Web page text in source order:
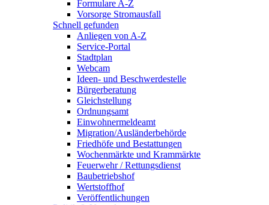
Formulare A-Z
Vorsorge Stromausfall
Schnell gefunden
Anliegen von A-Z
Service-Portal
Stadtplan
Webcam
Ideen- und Beschwerdestelle
Bürgerberatung
Gleichstellung
Ordnungsamt
Einwohnermeldeamt
Migration/Ausländerbehörde
Friedhöfe und Bestattungen
Wochenmärkte und Krammärkte
Feuerwehr / Rettungsdienst
Baubetriebshof
Wertstoffhof
Veröffentlichungen